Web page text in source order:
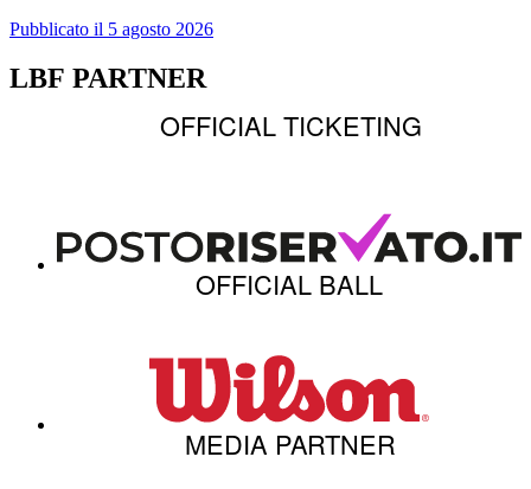
Pubblicato il 5 agosto 2026
LBF PARTNER